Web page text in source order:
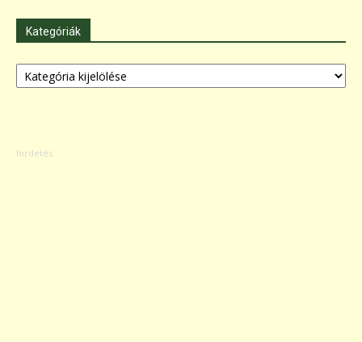
Kategóriák
Kategóriák